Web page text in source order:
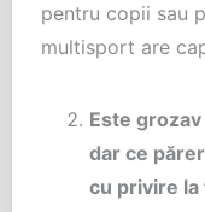
pentru copii sau
multisport are
Este
dar ce
cu privire la